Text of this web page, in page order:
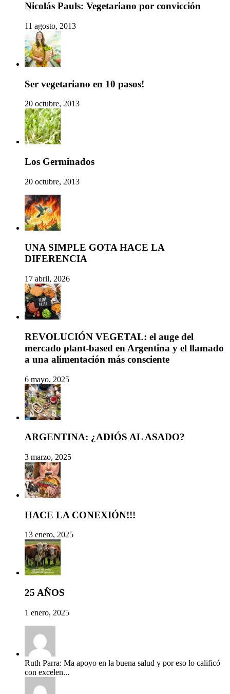
Nicolás Pauls: Vegetariano por convicción
11 agosto, 2013
Ser vegetariano en 10 pasos!
20 octubre, 2013
Los Germinados
20 octubre, 2013
UNA SIMPLE GOTA HACE LA
DIFERENCIA
17 abril, 2026
REVOLUCIÓN VEGETAL: el auge del
mercado plant-based en Argentina y el llamado
a una alimentación más consciente
6 mayo, 2025
ARGENTINA: ¿ADIÓS AL ASADO?
3 marzo, 2025
HACE LA CONEXIÓN!!!
13 enero, 2025
25 AÑOS
1 enero, 2025
Ruth Parra: Ma apoyo en la buena salud y por eso lo calificó
con excelen...